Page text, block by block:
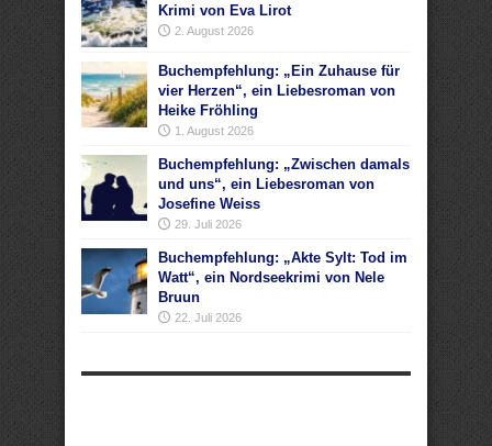
Krimi von Eva Lirot
2. August 2026
Buchempfehlung: „Ein Zuhause für
vier Herzen“, ein Liebesroman von
Heike Fröhling
1. August 2026
Buchempfehlung: „Zwischen damals
und uns“, ein Liebesroman von
Josefine Weiss
29. Juli 2026
Buchempfehlung: „Akte Sylt: Tod im
Watt“, ein Nordseekrimi von Nele
Bruun
22. Juli 2026